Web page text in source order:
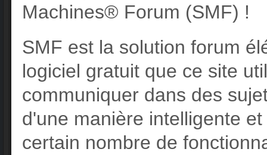
Machines® Forum (SMF) !
SMF est la solution forum
logiciel gratuit que ce site
communiquer dans des
d'une manière intelligente
certain nombre de